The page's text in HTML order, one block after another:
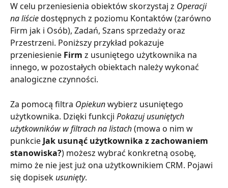
W celu przeniesienia obiektów skorzystaj z Operacji
na liście dostępnych z poziomu Kontaktów (zarówno
Firm jak i Osób), Zadań, Szans sprzedaży oraz
Przestrzeni. Poniższy przykład pokazuje
przeniesienie Firm z usuniętego użytkownika na
innego, w pozostałych obiektach należy wykonać
analogiczne czynności.
Za pomocą filtra Opiekun wybierz usuniętego
użytkownika. Dzięki funkcji Pokazuj usuniętych
użytkowników w filtrach na listach (mowa o nim w
punkcie Jak usunąć użytkownika z zachowaniem
stanowiska?) możesz wybrać konkretną osobę,
mimo że nie jest już ona użytkownikiem CRM. Pojawi
się dopisek usunięty.